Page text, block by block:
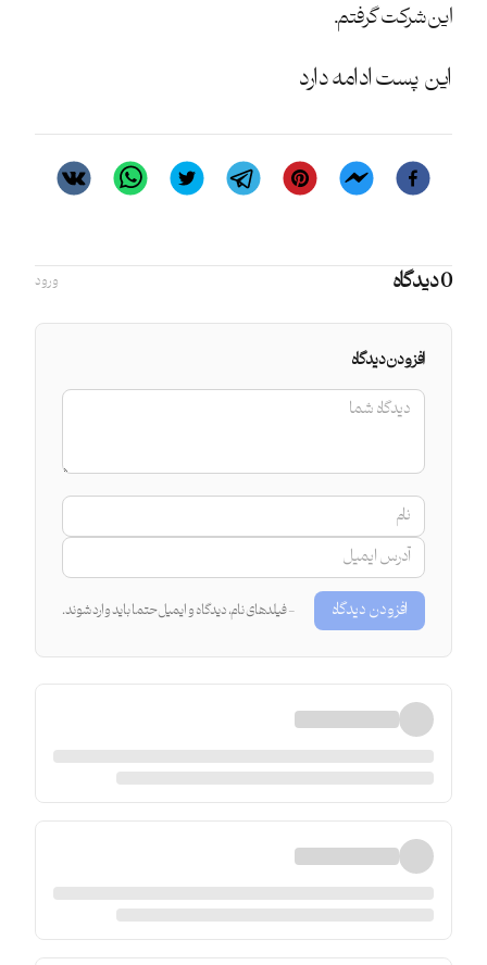
این شرکت گرفتم.
این پست ادامه دارد
0 دیدگاه ورود
افزودن دیدگاه
افزودن دیدگاه - فیلدهای نام، دیدگاه و ایمیل حتما باید وارد شوند.